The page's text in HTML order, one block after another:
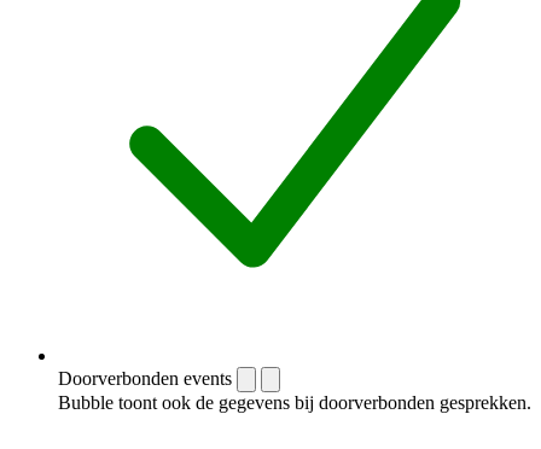
Doorverbonden events
Bubble toont ook de gegevens bij doorverbonden gesprekken.